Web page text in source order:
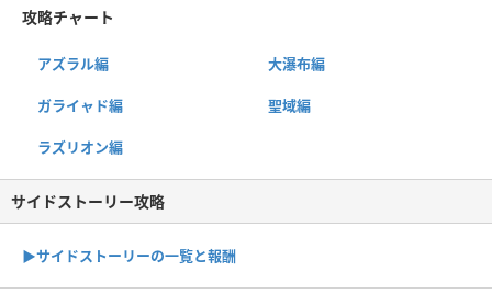
攻略チャート
アズラル編 大瀑布編
ガライャド編 聖域編
ラズリオン編
サイドストーリー攻略
▶サイドストーリーの一覧と報酬